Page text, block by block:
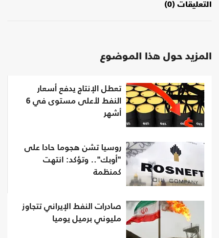
التعليقات (0)
المزيد حول هذا الموضوع
تعطل الإنتاج يدفع أسعار
النفط لأعلى مستوى في 6
أشهر
روسيا تشن هجوما حادا على
"أوبك".. وتؤكد: انتهت
كمنظمة
صادرات النفط الإيراني تتجاوز
مليوني برميل يوميا